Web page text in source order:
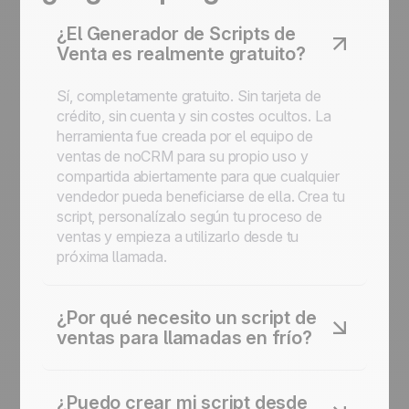
¿El Generador de Scripts de
Venta es realmente gratuito?
Sí, completamente gratuito. Sin tarjeta de
crédito, sin cuenta y sin costes ocultos. La
herramienta fue creada por el equipo de
ventas de noCRM para su propio uso y
compartida abiertamente para que cualquier
vendedor pueda beneficiarse de ella. Crea tu
script, personalízalo según tu proceso de
ventas y empieza a utilizarlo desde tu
próxima llamada.
¿Por qué necesito un script de
ventas para llamadas en frío?
llamar cada día, es fácil olvidar preguntas
¿Puedo crear mi script desde